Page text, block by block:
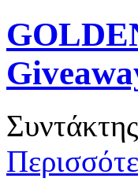
Συντάκτης